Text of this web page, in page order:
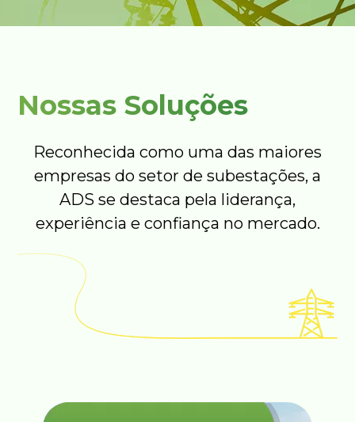
Nossas Soluções
Reconhecida como uma das maiores
empresas do setor de subestações, a
ADS se destaca pela liderança,
experiência e confiança no mercado.